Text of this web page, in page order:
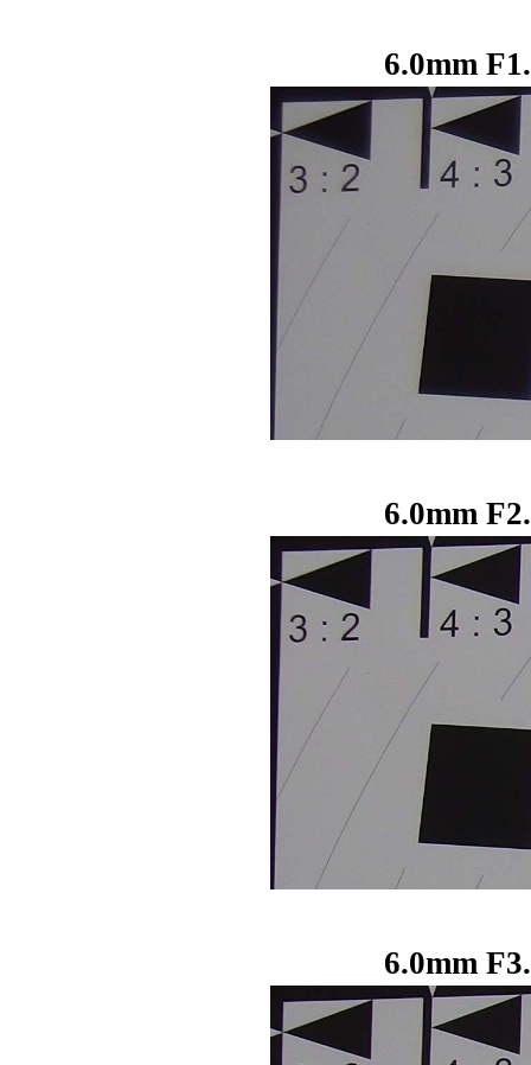
6.0mm
6.0mm
6.0mm